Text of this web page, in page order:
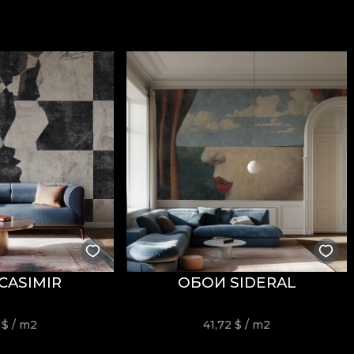
la uzură, având60.000 rubsla testul de
la testul de inflamabilitate tip țigară.
fără înălbire, fără stoarcere prin răsucire, fără
$ / m2
ОБОИ SIDERAL
41,72$ / m2